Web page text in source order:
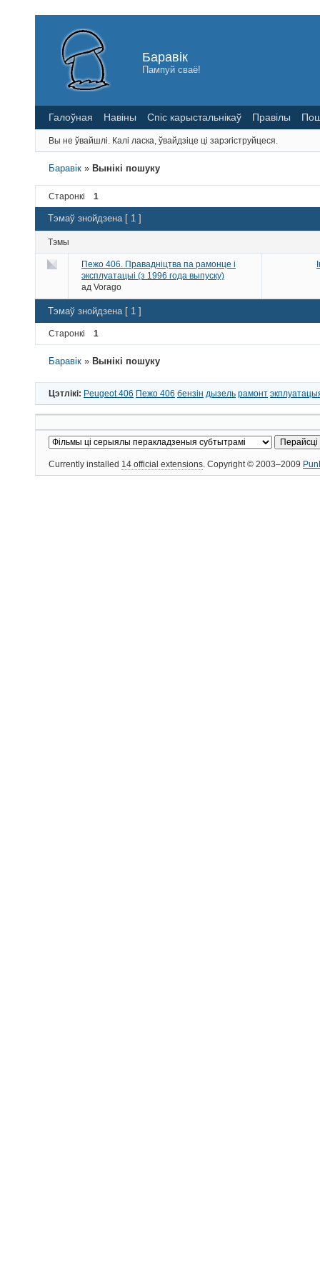
Баравік
Пампуй сваё!
Галоўная Навіны Спіс карыстальнікаў Правілы
Вы не ўвайшлі. Калі ласка, ўвайдзіце ці зарэгіструйцеся.
Баравік » Вынікі пошуку
Старонкі 1
Тэмаў знойдзена [ 1 ]
Тэмы
Пежо 406. Правадніцтва па рамонце і
эксплуатацыі (з 1996 года выпуску)
ад Vorago
Тэмаў знойдзена [ 1 ]
Старонкі 1
Баравік » Вынікі пошуку
Цэтлікі: Peugeot 406 Пежо 406 бензін дызель рамонт
Currently installed 14 official extensions. Copyright © 2003–2009